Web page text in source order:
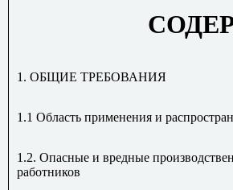
1. ОБЩИЕ ТРЕБОВАНИЯ
1.1 Область применения и
1.2. Опасные и вредные
работников